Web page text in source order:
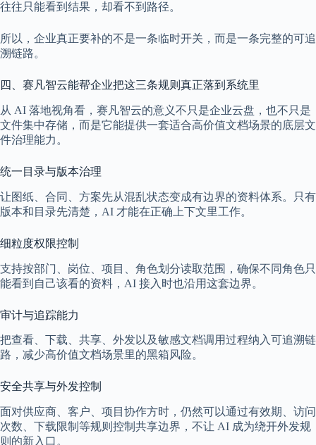
往往只能看到结果，却看不到路径。
所以，企业真正要补的不是一条临时开关，而是一条完整的可追
溯链路。
四、赛凡智云能帮企业把这三条规则真正落到系统里
从 AI 落地视角看，赛凡智云的意义不只是企业云盘，也不只是
文件集中存储，而是它能提供一套适合高价值文档场景的底层文
件治理能力。
统一目录与版本治理
让图纸、合同、方案先从混乱状态变成有边界的资料体系。只有
版本和目录先清楚，AI 才能在正确上下文里工作。
细粒度权限控制
支持按部门、岗位、项目、角色划分读取范围，确保不同角色只
能看到自己该看的资料，AI 接入时也沿用这套边界。
审计与追踪能力
把查看、下载、共享、外发以及敏感文档调用过程纳入可追溯链
路，减少高价值文档场景里的黑箱风险。
安全共享与外发控制
面对供应商、客户、项目协作方时，仍然可以通过有效期、访问
次数、下载限制等规则控制共享边界，不让 AI 成为绕开外发规
则的新入口。